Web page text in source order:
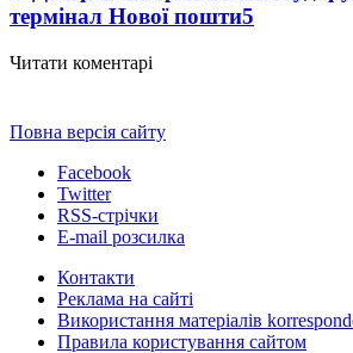
термінал Нової пошти5
Читати коментарі
Повна версія сайту
Facebook
Twitter
RSS-стрічки
E-mail розсилка
Контакти
Реклама на сайті
Використання матеріалів
Правила користування сайтом